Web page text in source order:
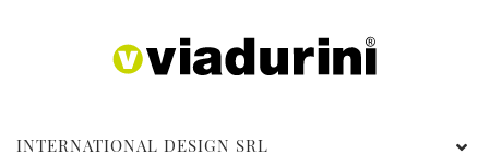
INTERNATIONAL DESIGN SRL